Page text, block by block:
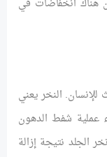
النخر يعني
عملية شفط الدهون
الجلد نتيجة إزالة